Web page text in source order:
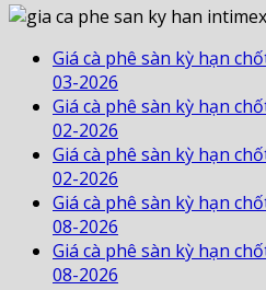
Giá cà phê sàn kỳ hạn
03-2026
Giá cà phê sàn kỳ hạn
02-2026
Giá cà phê sàn kỳ hạn
02-2026
Giá cà phê sàn kỳ hạn
08-2026
Giá cà phê sàn kỳ hạn
08-2026